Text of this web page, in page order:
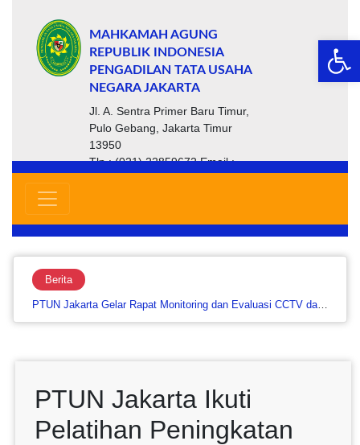
MAHKAMAH AGUNG
REPUBLIK INDONESIA
PENGADILAN TATA USAHA
NEGARA JAKARTA
Jl. A. Sentra Primer Baru Timur,
Pulo Gebang, Jakarta Timur
13950
Tlp : (021) 22859672 Email :
Berita
PTUN Jakarta Ikuti
Pelatihan Peningkatan